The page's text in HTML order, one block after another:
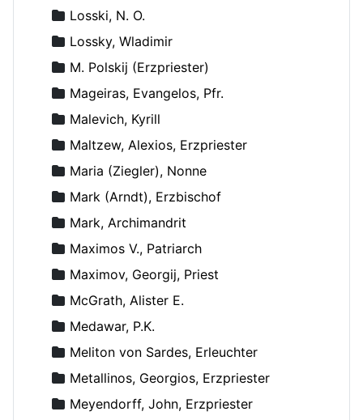
Losski, N. O.
Lossky, Wladimir
M. Polskij (Erzpriester)
Mageiras, Evangelos, Pfr.
Malevich, Kyrill
Maltzew, Alexios, Erzpriester
Maria (Ziegler), Nonne
Mark (Arndt), Erzbischof
Mark, Archimandrit
Maximos V., Patriarch
Maximov, Georgij, Priest
McGrath, Alister E.
Medawar, P.K.
Meliton von Sardes, Erleuchter
Metallinos, Georgios, Erzpriester
Meyendorff, John, Erzpriester